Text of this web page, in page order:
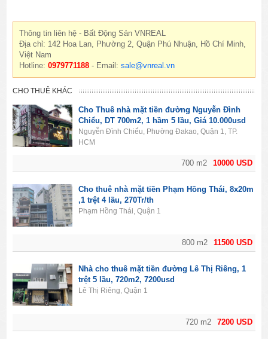
Thông tin liên hệ - Bất Động Sản VNREAL
Địa chỉ: 142 Hoa Lan, Phường 2, Quận Phú Nhuận, Hồ Chí Minh,
Việt Nam
Hotline:0979771188 - Email:sale@vnreal.vn
CHO THUÊ KHÁC
10000 USD
700 m2
Cho Thuê nhà mặt tiền đường Nguyễn Đình
Chiểu, DT 700m2, 1 hầm 5 lầu, Giá 10.000usd
Nguyễn Đình Chiểu, Phường Đakao, Quận 1, TP.
HCM
11500 USD
800 m2
Cho thuê nhà mặt tiền Phạm Hồng Thái, 8x20m
,1 trệt 4 lầu, 270Tr/th
Phạm Hồng Thái, Quận 1
7200 USD
720 m2
Nhà cho thuê mặt tiền đường Lê Thị Riêng, 1
trệt 5 lầu, 720m2, 7200usd
Lê Thị Riêng, Quận 1